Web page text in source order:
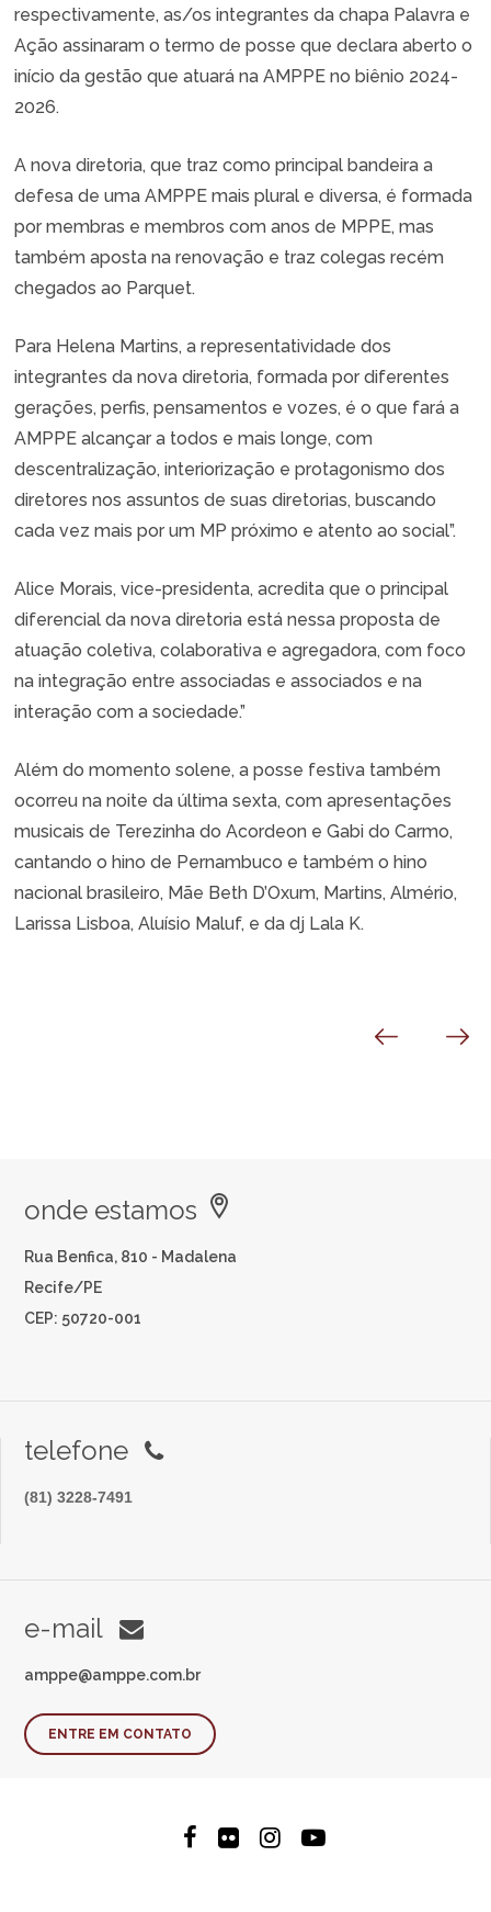
respectivamente, as/os integrantes da chapa Palavra e
Ação assinaram o termo de posse que declara aberto o
início da gestão que atuará na AMPPE no biênio 2024-
2026.
A nova diretoria, que traz como principal bandeira a
defesa de uma AMPPE mais plural e diversa, é formada
por membras e membros com anos de MPPE, mas
também aposta na renovação e traz colegas recém
chegados ao Parquet.
Para Helena Martins, a representatividade dos
integrantes da nova diretoria, formada por diferentes
gerações, perfis, pensamentos e vozes, é o que fará a
AMPPE alcançar a todos e mais longe, com
descentralização, interiorização e protagonismo dos
diretores nos assuntos de suas diretorias, buscando
cada vez mais por um MP próximo e atento ao social”.
Alice Morais, vice-presidenta, acredita que o principal
diferencial da nova diretoria está nessa proposta de
atuação coletiva, colaborativa e agregadora, com foco
na integração entre associadas e associados e na
interação com a sociedade.”
Além do momento solene, a posse festiva também
ocorreu na noite da última sexta, com apresentações
musicais de Terezinha do Acordeon e Gabi do Carmo,
cantando o hino de Pernambuco e também o hino
nacional brasileiro, Mãe Beth D’Oxum, Martins, Almério,
Larissa Lisboa, Aluísio Maluf, e da dj Lala K.
onde estamos
Rua Benfica, 810 - Madalena
Recife/PE
CEP: 50720-001
telefone
(81) 3228-7491
e-mail
amppe@amppe.com.br
ENTRE EM CONTATO